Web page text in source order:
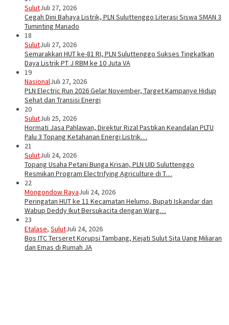
SulutJuli 27, 2026
Cegah Dini Bahaya Listrik, PLN Suluttenggo Literasi Siswa SMAN 3
Tuminting Manado
18
SulutJuli 27, 2026
Semarakkan HUT ke-81 RI, PLN Suluttenggo Sukses Tingkatkan
Daya Listrik PT J RBM ke 10 Juta VA
19
NasionalJuli 27, 2026
PLN Electric Run 2026 Gelar November, Target Kampanye Hidup
Sehat dan Transisi Energi
20
SulutJuli 25, 2026
Hormati Jasa Pahlawan, Direktur Rizal Pastikan Keandalan PLTU
Palu 3 Topang Ketahanan Energi Listrik…
21
SulutJuli 24, 2026
Topang Usaha Petani Bunga Krisan, PLN UID Suluttenggo
Resmikan Program Electrifying Agriculture di T…
22
Mongondow RayaJuli 24, 2026
Peringatan HUT ke 11 Kecamatan Helumo, Bupati Iskandar dan
Wabup Deddy Ikut Bersukacita dengan Warg…
23
Etalase, SulutJuli 24, 2026
Bos ITC Terseret Korupsi Tambang, Kejati Sulut Sita Uang Miliaran
dan Emas di Rumah JA